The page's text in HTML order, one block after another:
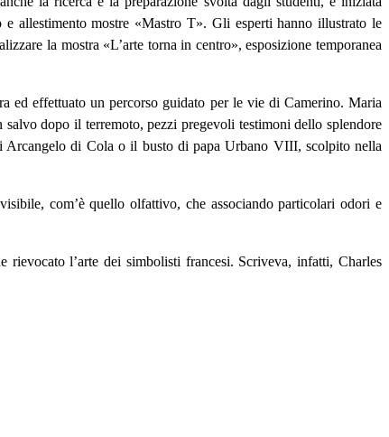
allestimento mostre «Mastro T». Gli esperti hanno illustrato le
la mostra «L’arte torna in centro», esposizione temporanea
ed effettuato un percorso guidato per le vie di Camerino. Maria
salvo dopo il terremoto, pezzi pregevoli testimoni dello splendore
Arcangelo di Cola o il busto di papa Urbano VIII, scolpito nella
com’è quello olfattivo, che associando particolari odori e
rievocato l’arte dei simbolisti francesi. Scriveva, infatti, Charles